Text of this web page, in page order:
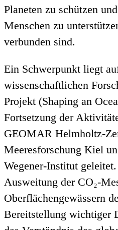
Planeten zu schützen
Menschen zu
verbunden sind.
Ein Schwerpunkt liegt
wissenschaftlichen
Projekt (Shaping an
Fortsetzung der
GEOMAR Helmholtz-
Meeresforschung Kiel
Wegener-Institut
Ausweitung der CO₂-
Oberflächengewässern
Bereitstellung wichtiger